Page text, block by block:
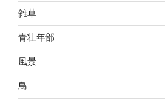
雑草
青壮年部
風景
鳥